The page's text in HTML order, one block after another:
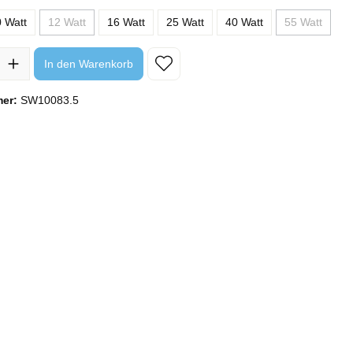
Watt 12 Watt(Diese Option ist zurzeit nicht verfügbar.)
16 Watt 25 Watt 40 Watt 55 Watt
(Diese
Gib den gewünschten Wert ein oder benutze die Schaltflächen
In den Warenkorb
SW10083.5